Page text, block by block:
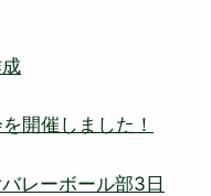
開催しました！
レーボール部3日